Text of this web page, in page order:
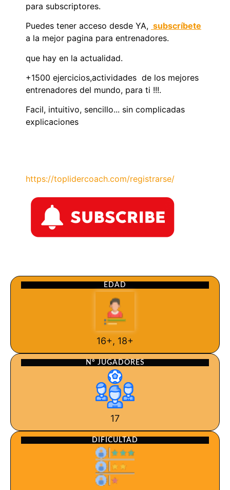
para subscriptores.
Puedes tener acceso desde YA, subscríbete
a la mejor pagina para entrenadores.
que hay en la actualidad.
+1500 ejercicios,actividades de los mejores
entrenadores del mundo, para ti !!!.
Facil, intuitivo, sencillo... sin complicadas
explicaciones
https://toplidercoach.com/registrarse/
EDAD
16+, 18+
Nº JUGADORES
17
DIFICULTAD